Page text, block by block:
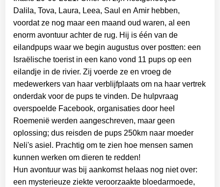
Dalila,Tova, Laura, Leea, Saul enAmir hebben,
voordat ze nog maar een maand oud waren, al een
enorm avontuur achter de rug. Hij is één van de
eilandpups waar we begin augustus over postten: een
Israëlische toerist in een kano vond 11 pups op een
eilandje in de rivier. Zij voerde ze en vroeg de
medewerkers van haar verblijfplaats om na haar vertrek
onderdak voor de pups te vinden. De hulpvraag
overspoelde Facebook, organisaties door heel
Roemenië werden aangeschreven, maar geen
oplossing; dus reisden de pups 250km naar moeder
Neli's asiel. Prachtig om te zien hoe mensen samen
kunnen werken om dieren te redden!
Hun avontuur was bij aankomst helaas nog niet over:
een mysterieuze ziekte veroorzaakte bloedarmoede,